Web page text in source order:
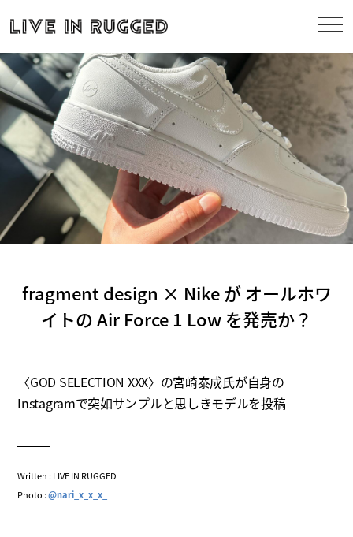
fragment design × Nike が オールホワ
イトの Air Force 1 Low を発売か？
〈GOD SELECTION XXX〉の宮崎泰成氏が自身の
Instagramで突如サンプルと思しきモデルを投稿
Written : LIVE IN RUGGED
Photo :@nari_x_x_x_